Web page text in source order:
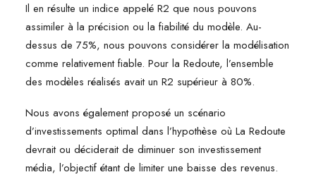
Il en résulte un indice appelé R2 que nous pouvons
assimiler à la précision ou la fiabilité du modèle. Au-
dessus de 75%, nous pouvons considérer la modélisation
comme relativement fiable. Pour la Redoute, l’ensemble
des modèles réalisés avait un R2 supérieur à 80%.
Nous avons également proposé un scénario
d’investissements optimal dans l’hypothèse où La Redoute
devrait ou déciderait de diminuer son investissement
média, l’objectif étant de limiter une baisse des revenus.